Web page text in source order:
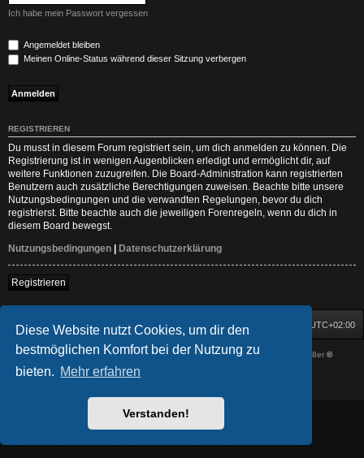
Diese Website nutzt Cookies, um dir den
bestmöglichen Komfort bei der Nutzung zu
bieten. Mehr erfahren
Verstanden!
Ich habe mein Passwort vergessen
Angemeldet bleiben
Meinen Online-Status während dieser Sitzung verbergen
REGISTRIEREN
Du musst in diesem Forum registriert sein, um dich anmelden zu können. Die
Registrierung ist in wenigen Augenblicken erledigt und ermöglicht dir, auf
weitere Funktionen zuzugreifen. Die Board-Administration kann registrierten
Benutzern auch zusätzliche Berechtigungen zuweisen. Beachte bitte unsere
Nutzungsbedingungen und die verwandten Regelungen, bevor du dich
registrierst. Bitte beachte auch die jeweiligen Forenregeln, wenn du dich in
diesem Board bewegst.
Nutzungsbedingungen
Datenschutzerklärung
Registrieren
Startseite Foren-Übersicht UTC+02:00
Powered byphpBB® Forum Software © phpBB Limited| DVGFX by: Prosk8er©
Deutsche Übersetzung durch